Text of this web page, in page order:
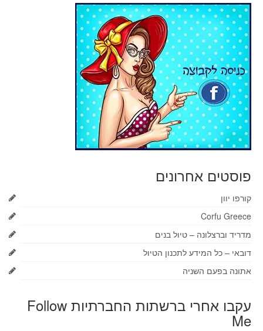
פוסטים אחרונים
קורפו יוון
Corfu Greece
מדריד וברצלונה – טיול בנים
דובאי – כל המידע לתכנון הטיול
אתונה בפעם השניה
עקבו אחרי ברשתות החברתיות Follow
Me